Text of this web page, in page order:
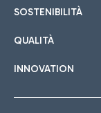
SOSTENIBILITÀ
QUALITÀ
INNOVATION